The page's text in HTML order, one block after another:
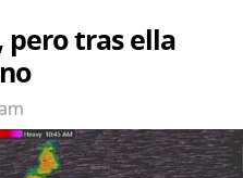
pero tras ella